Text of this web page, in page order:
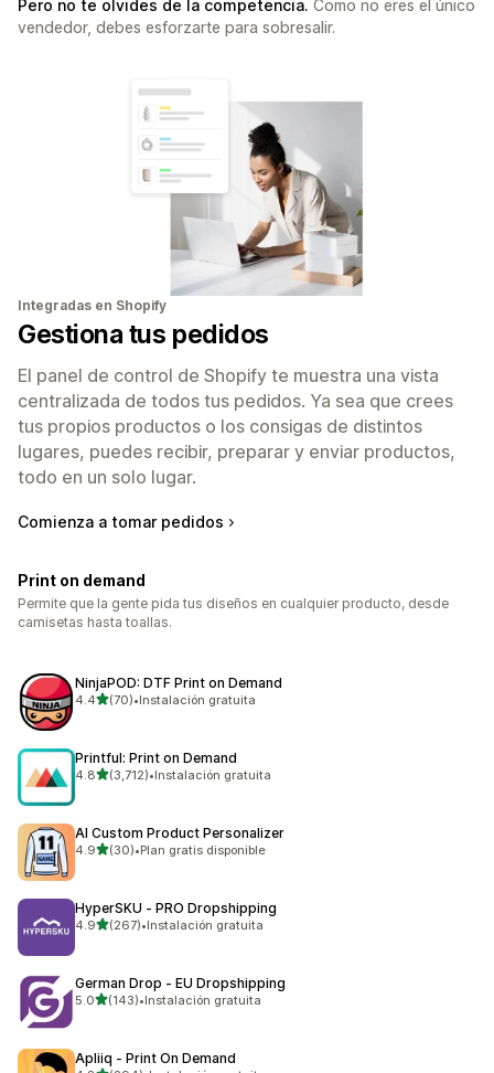
Pero no te olvides de la competencia. Como no eres el único
vendedor, debes esforzarte para sobresalir.
Integradas en Shopify
Gestiona tus pedidos
El panel de control de Shopify te muestra una vista
centralizada de todos tus pedidos. Ya sea que crees
tus propios productos o los consigas de distintos
lugares, puedes recibir, preparar y enviar productos,
todo en un solo lugar.
Comienza a tomar pedidos
Print on demand
Permite que la gente pida tus diseños en cualquier producto, desde
camisetas hasta toallas.
NinjaPOD: DTF Print on Demand
4.4de 5 estrellas
(70)
70 reseñas en total
•Instalación gratuita
Printful: Print on Demand
4.8de 5 estrellas
(3,712)
3712 reseñas en total
•Instalación gratuita
AI Custom Product Personalizer
4.9de 5 estrellas
(30)
30 reseñas en total
•Plan gratis disponible
HyperSKU ‑ PRO Dropshipping
4.9de 5 estrellas
(267)
267 reseñas en total
•Instalación gratuita
German Drop ‑ EU Dropshipping
5.0de 5 estrellas
(143)
143 reseñas en total
•Instalación gratuita
Apliiq ‑ Print On Demand